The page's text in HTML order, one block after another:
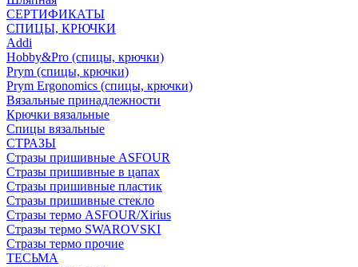
СЕРТИФИКАТЫ
СПИЦЫ, КРЮЧКИ
Addi
Hobby&Pro (спицы, крючки)
Prym (спицы, крючки)
Prym Ergonomics (спицы, крючки)
Вязальные принадлежности
Крючки вязальные
Спицы вязальные
СТРАЗЫ
Стразы пришивные ASFOUR
Стразы пришивные в цапах
Стразы пришивные пластик
Стразы пришивные стекло
Стразы термо ASFOUR/Xirius
Стразы термо SWAROVSKI
Стразы термо прочие
ТЕСЬМА